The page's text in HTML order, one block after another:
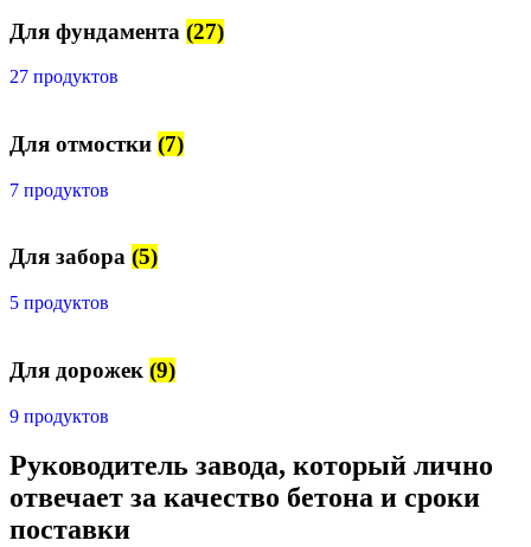
Для фундамента (27)
27 продуктов
Для отмостки (7)
7 продуктов
Для забора (5)
5 продуктов
Для дорожек (9)
9 продуктов
Руководитель завода, который лично
отвечает за качество бетона и сроки
поставки